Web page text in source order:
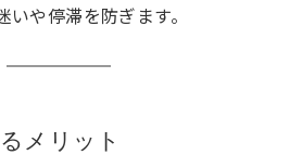
や停滞を防ぎます。
メリット